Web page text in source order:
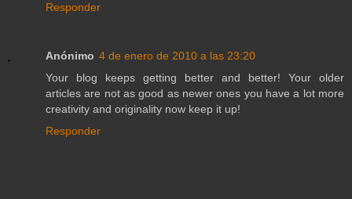
Responder
Anónimo 4 de enero de 2010 a las 23:20
Your blog keeps getting better and better! Your older
articles are not as good as newer ones you have a lot more
creativity and originality now keep it up!
Responder